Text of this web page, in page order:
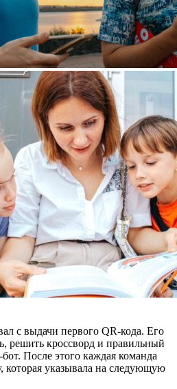
с выдачи первого QR-кода. Его
решить кроссворд и правильный
После этого каждая команда
которая указывала на следующую